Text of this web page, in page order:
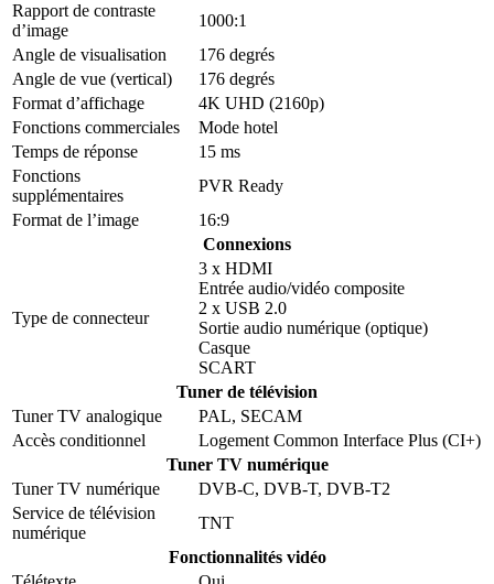
Rapport de contraste
d’image
1000:1
Angle de visualisation
176 degrés
Angle de vue (vertical)
176 degrés
Format d’affichage
4K UHD (2160p)
Fonctions commerciales
Mode hotel
Temps de réponse
15 ms
Fonctions
supplémentaires
PVR Ready
Format de l’image
16:9
Connexions
Type de connecteur
3 x HDMI
Entrée audio/vidéo composite
2 x USB 2.0
Sortie audio numérique (optique)
Casque
SCART
Tuner de télévision
Tuner TV analogique
PAL, SECAM
Accès conditionnel
Logement Common Interface Plus (CI+)
Tuner TV numérique
Tuner TV numérique
DVB-C, DVB-T, DVB-T2
Service de télévision
numérique
TNT
Fonctionnalités vidéo